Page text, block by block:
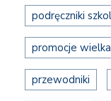
podręczniki
promocje
przewodniki